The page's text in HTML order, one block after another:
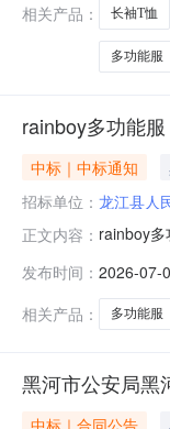
相关产品：
长袖T恤
多功能服
rainboy多功能服
中标｜中标通知
招标单位： 龙江县人
正文内容： rainboy
发布时间： 2026-07-
相关产品：
多功能服
黑河市公安局黑
中标｜合同公告